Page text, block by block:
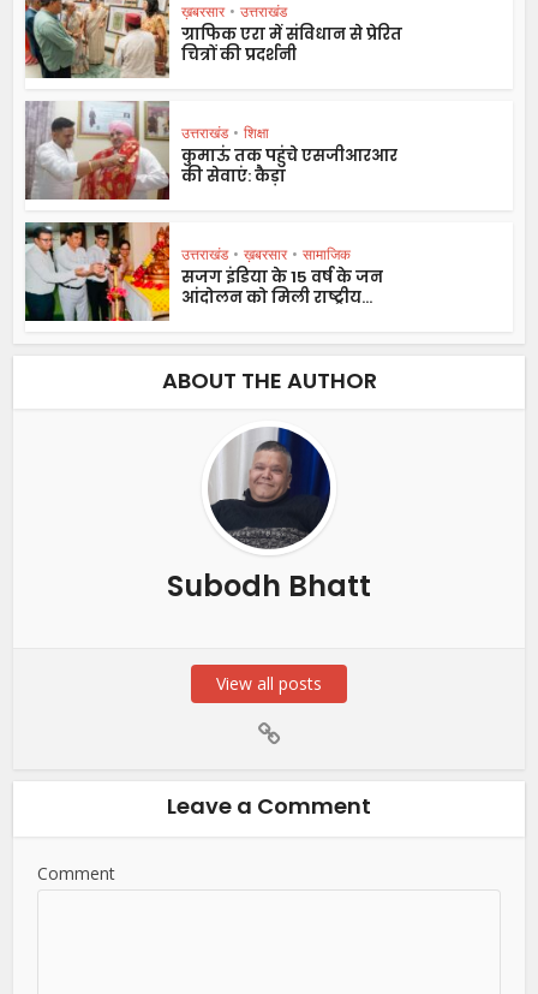
ख़बरसार • उत्तराखंड
ग्राफिक एरा में संविधान से प्रेरित
चित्रों की प्रदर्शनी
उत्तराखंड • शिक्षा
कुमाऊं तक पहुंचे एसजीआरआर
की सेवाएं: कैड़ा
उत्तराखंड • ख़बरसार • सामाजिक
सजग इंडिया के 15 वर्ष के जन
आंदोलन को मिली राष्ट्रीय...
ABOUT THE AUTHOR
Subodh Bhatt
View all posts
Leave a Comment
Comment